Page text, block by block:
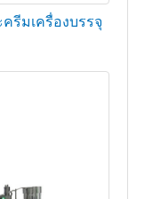
รีมเครื่องบรรจุ